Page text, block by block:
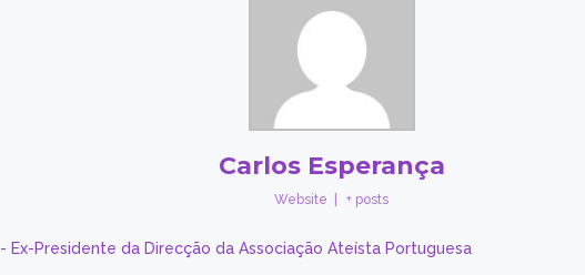
Carlos Esperança
Website + posts
- Ex-Presidente da Direcção da Associação Ateísta Portuguesa